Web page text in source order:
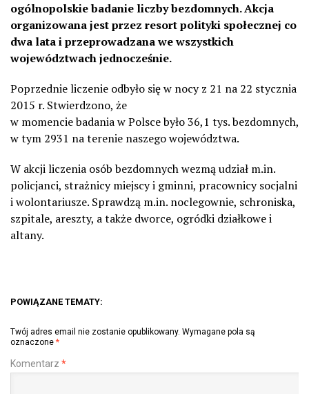
ogólnopolskie badanie liczby bezdomnych. Akcja
organizowana jest przez resort polityki społecznej co
dwa lata i przeprowadzana we wszystkich
województwach jednocześnie.
Poprzednie liczenie odbyło się w nocy z 21 na 22 stycznia
2015 r. Stwierdzono, że
w momencie badania w Polsce było 36,1 tys. bezdomnych,
w tym 2931 na terenie naszego województwa.
W akcji liczenia osób bezdomnych wezmą udział m.in.
policjanci, strażnicy miejscy i gminni, pracownicy socjalni
i wolontariusze. Sprawdzą m.in. noclegownie, schroniska,
szpitale, areszty, a także dworce, ogródki działkowe i
altany.
POWIĄZANE TEMATY:
Twój adres email nie zostanie opublikowany. Wymagane pola są
oznaczone *
Komentarz *